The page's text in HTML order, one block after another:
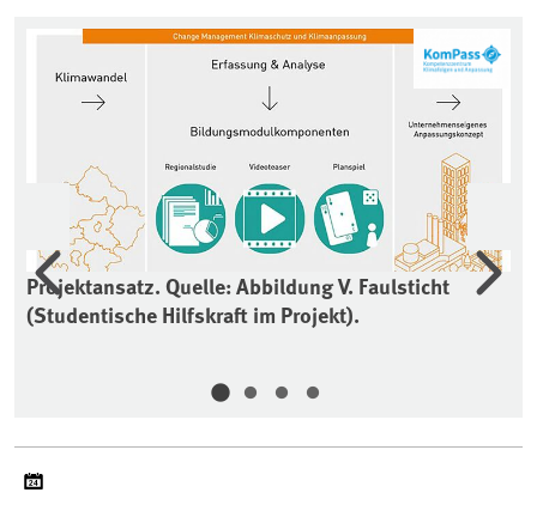
Projektansatz. Quelle: Abbildung V. Faulsticht
(Studentische Hilfskraft im Projekt).
Vorherige